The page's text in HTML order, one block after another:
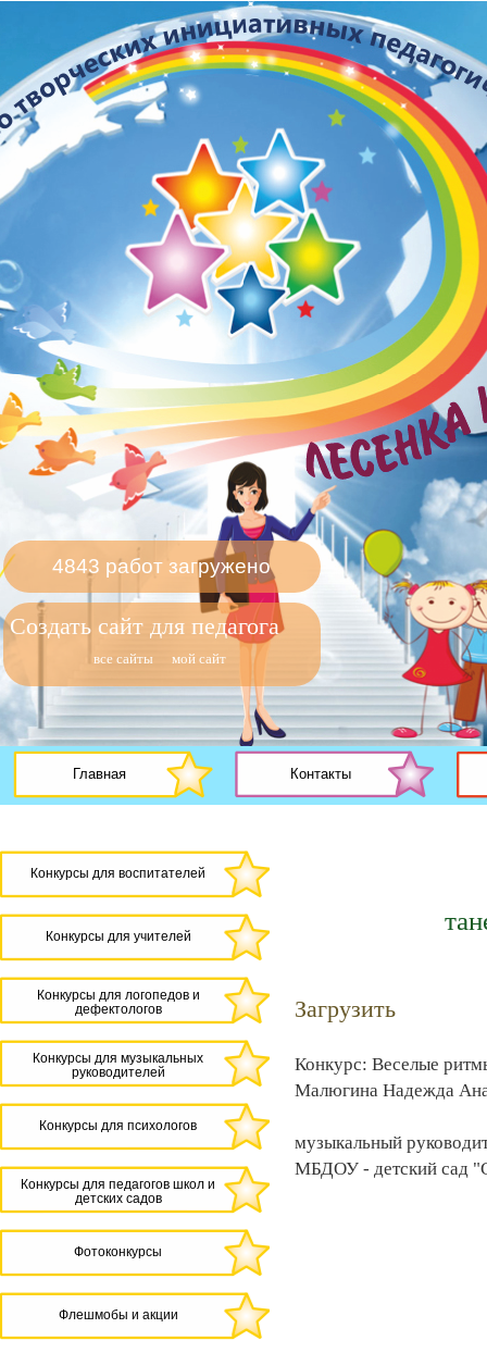
4843 работ загружено
Создать сайт для педагога
все сайты мой сайт
Главная Контакты
Конкурсы для воспитателей
Конкурсы для учителей
Конкурсы для логопедов и
дефектологов
Конкурсы для музыкальных
руководителей
Конкурсы для психологов
Конкурсы для педагогов школ и
детских садов
Фотоконкурсы
Флешмобы и акции
Загрузить
Конкурс: Веселые
Малюгина Надежда
музыкальный
МБДОУ - детский сад